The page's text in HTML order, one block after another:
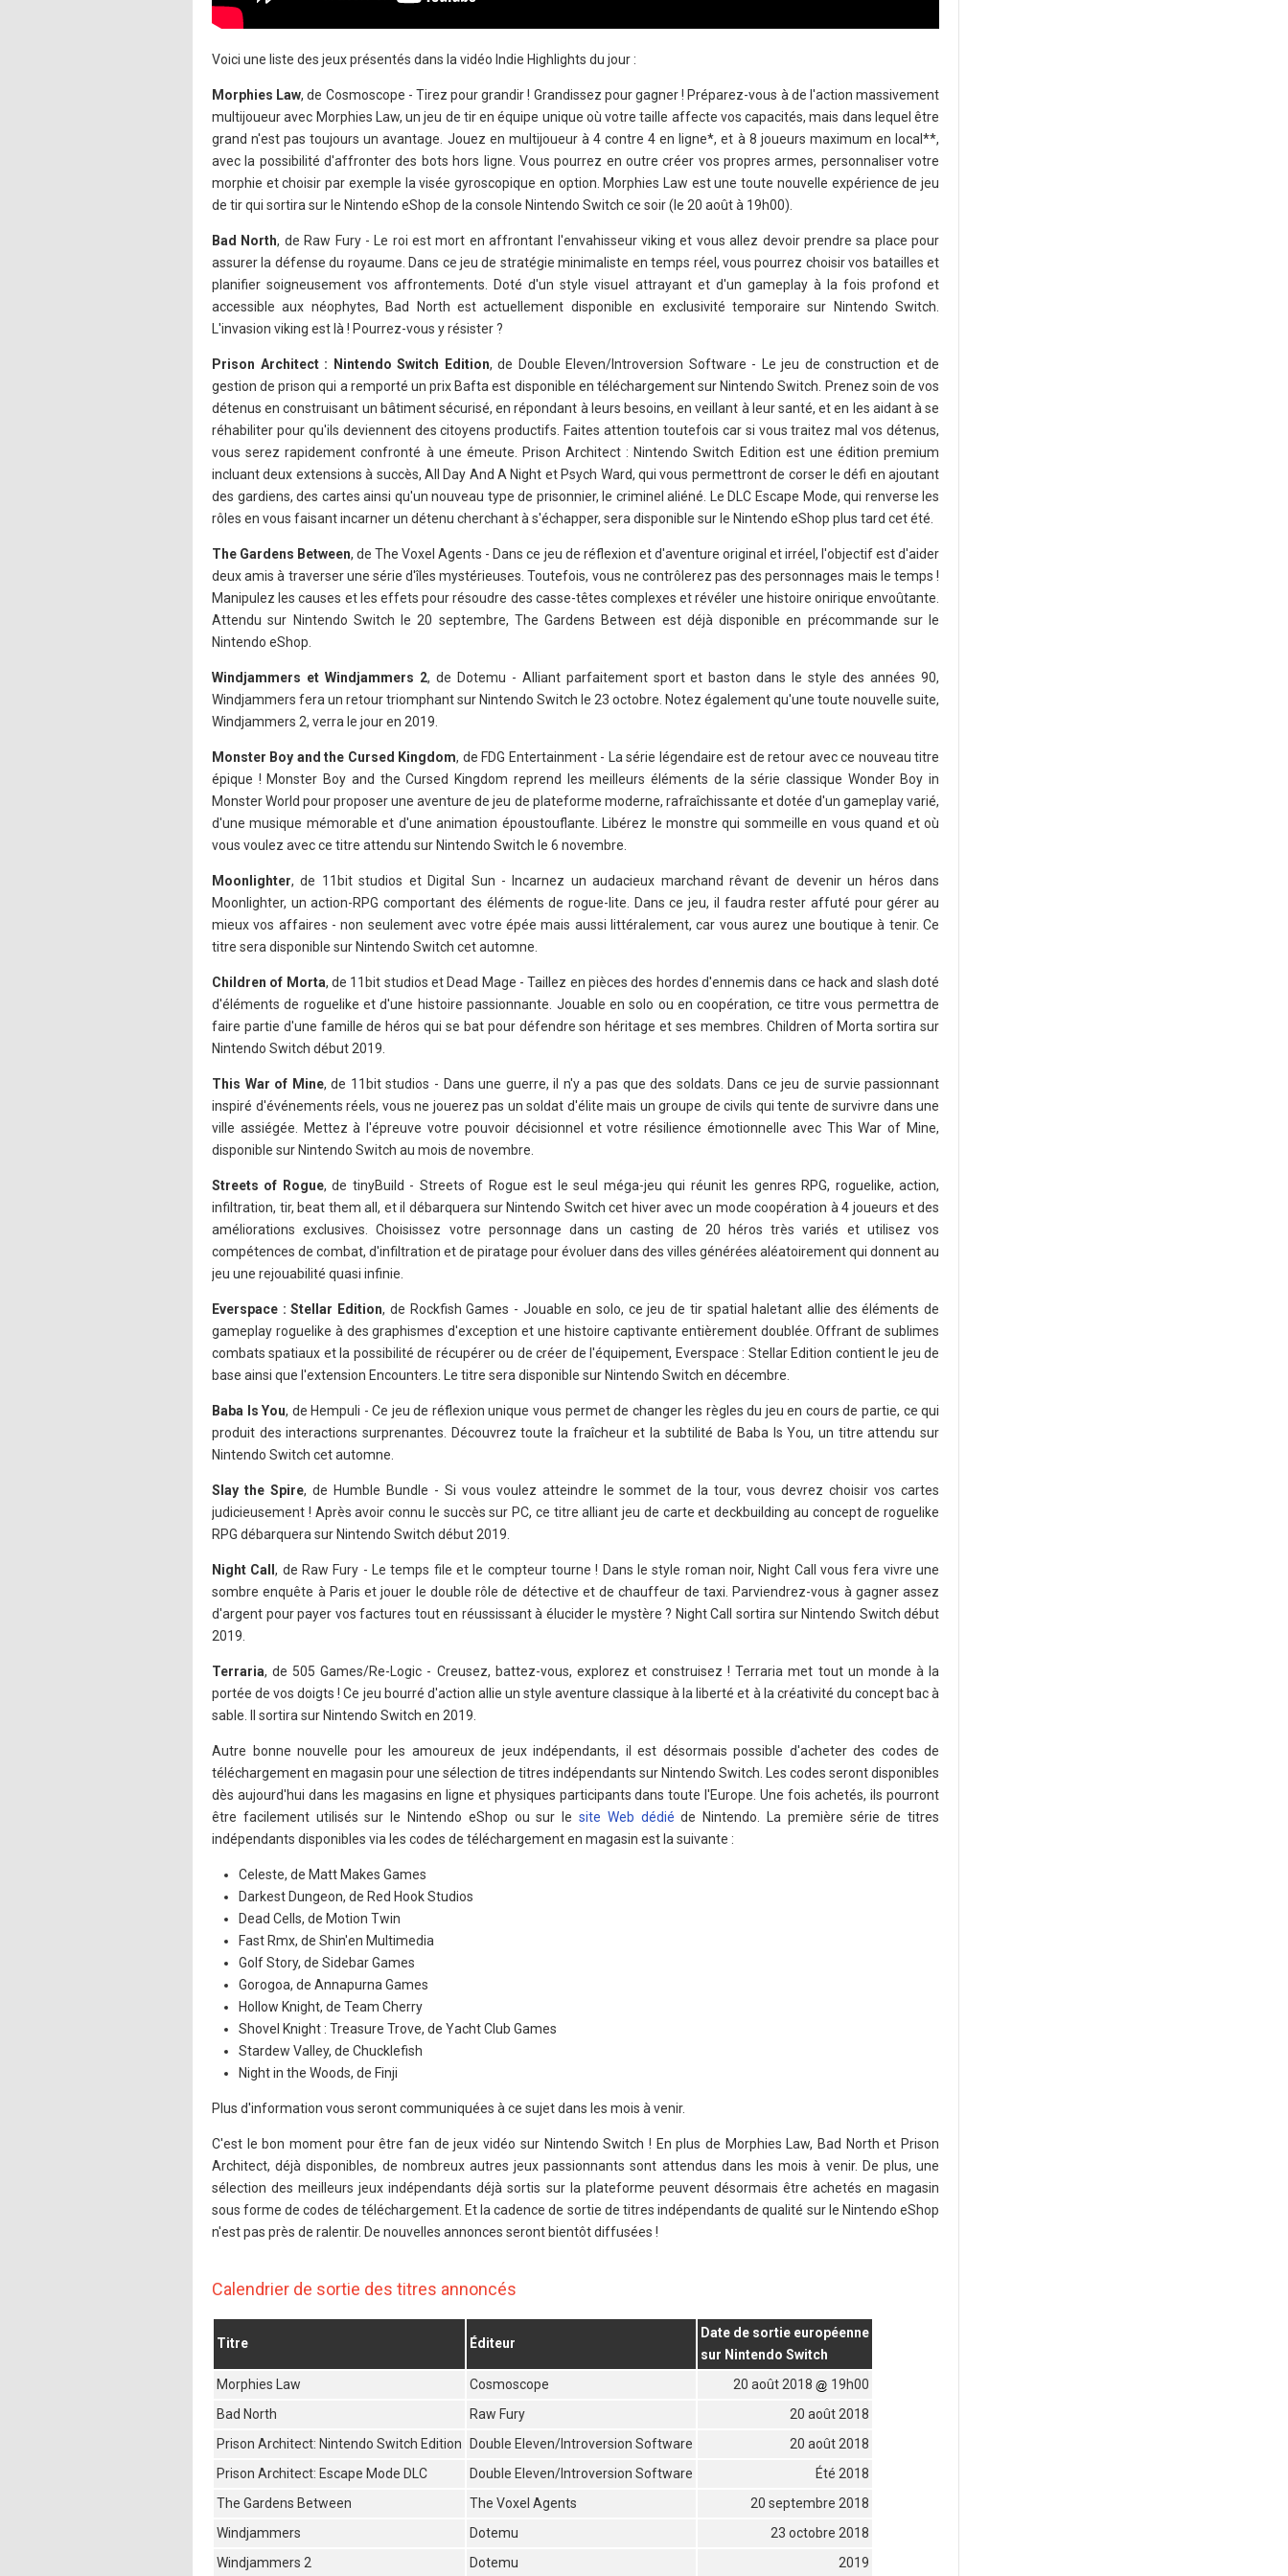
Voici une liste des jeux présentés dans la vidéo Indie Highlights du jour :
Morphies Law, de Cosmoscope - Tirez pour grandir ! Grandissez pour gagner ! Préparez-vous à de l'action massivement
multijoueur avec Morphies Law, un jeu de tir en équipe unique où votre taille affecte vos capacités, mais dans lequel être
grand n'est pas toujours un avantage. Jouez en multijoueur à 4 contre 4 en ligne*, et à 8 joueurs maximum en local**,
avec la possibilité d'affronter des bots hors ligne. Vous pourrez en outre créer vos propres armes, personnaliser votre
morphie et choisir par exemple la visée gyroscopique en option. Morphies Law est une toute nouvelle expérience de jeu
de tir qui sortira sur le Nintendo eShop de la console Nintendo Switch ce soir (le 20 août à 19h00).
Bad North, de Raw Fury - Le roi est mort en affrontant l'envahisseur viking et vous allez devoir prendre sa place pour
assurer la défense du royaume. Dans ce jeu de stratégie minimaliste en temps réel, vous pourrez choisir vos batailles et
planifier soigneusement vos affrontements. Doté d'un style visuel attrayant et d'un gameplay à la fois profond et
accessible aux néophytes, Bad North est actuellement disponible en exclusivité temporaire sur Nintendo Switch.
L'invasion viking est là ! Pourrez-vous y résister ?
Prison Architect : Nintendo Switch Edition, de Double Eleven/Introversion Software - Le jeu de construction et de
gestion de prison qui a remporté un prix Bafta est disponible en téléchargement sur Nintendo Switch. Prenez soin de vos
détenus en construisant un bâtiment sécurisé, en répondant à leurs besoins, en veillant à leur santé, et en les aidant à se
réhabiliter pour qu'ils deviennent des citoyens productifs. Faites attention toutefois car si vous traitez mal vos détenus,
vous serez rapidement confronté à une émeute. Prison Architect : Nintendo Switch Edition est une édition premium
incluant deux extensions à succès, All Day And A Night et Psych Ward, qui vous permettront de corser le défi en ajoutant
des gardiens, des cartes ainsi qu'un nouveau type de prisonnier, le criminel aliéné. Le DLC Escape Mode, qui renverse les
rôles en vous faisant incarner un détenu cherchant à s'échapper, sera disponible sur le Nintendo eShop plus tard cet été.
The Gardens Between, de The Voxel Agents - Dans ce jeu de réflexion et d'aventure original et irréel, l'objectif est d'aider
deux amis à traverser une série d'îles mystérieuses. Toutefois, vous ne contrôlerez pas des personnages mais le temps !
Manipulez les causes et les effets pour résoudre des casse-têtes complexes et révéler une histoire onirique envoûtante.
Attendu sur Nintendo Switch le 20 septembre, The Gardens Between est déjà disponible en précommande sur le
Nintendo eShop.
Windjammers et Windjammers 2, de Dotemu - Alliant parfaitement sport et baston dans le style des années 90,
Windjammers fera un retour triomphant sur Nintendo Switch le 23 octobre. Notez également qu'une toute nouvelle suite,
Windjammers 2, verra le jour en 2019.
Monster Boy and the Cursed Kingdom, de FDG Entertainment - La série légendaire est de retour avec ce nouveau titre
épique ! Monster Boy and the Cursed Kingdom reprend les meilleurs éléments de la série classique Wonder Boy in
Monster World pour proposer une aventure de jeu de plateforme moderne, rafraîchissante et dotée d'un gameplay varié,
d'une musique mémorable et d'une animation époustouflante. Libérez le monstre qui sommeille en vous quand et où
vous voulez avec ce titre attendu sur Nintendo Switch le 6 novembre.
Moonlighter, de 11bit studios et Digital Sun - Incarnez un audacieux marchand rêvant de devenir un héros dans
Moonlighter, un action-RPG comportant des éléments de rogue-lite. Dans ce jeu, il faudra rester affuté pour gérer au
mieux vos affaires - non seulement avec votre épée mais aussi littéralement, car vous aurez une boutique à tenir. Ce
titre sera disponible sur Nintendo Switch cet automne.
Children of Morta, de 11bit studios et Dead Mage - Taillez en pièces des hordes d'ennemis dans ce hack and slash doté
d'éléments de roguelike et d'une histoire passionnante. Jouable en solo ou en coopération, ce titre vous permettra de
faire partie d'une famille de héros qui se bat pour défendre son héritage et ses membres. Children of Morta sortira sur
Nintendo Switch début 2019.
This War of Mine, de 11bit studios - Dans une guerre, il n'y a pas que des soldats. Dans ce jeu de survie passionnant
inspiré d'événements réels, vous ne jouerez pas un soldat d'élite mais un groupe de civils qui tente de survivre dans une
ville assiégée. Mettez à l'épreuve votre pouvoir décisionnel et votre résilience émotionnelle avec This War of Mine,
disponible sur Nintendo Switch au mois de novembre.
Streets of Rogue, de tinyBuild - Streets of Rogue est le seul méga-jeu qui réunit les genres RPG, roguelike, action,
infiltration, tir, beat them all, et il débarquera sur Nintendo Switch cet hiver avec un mode coopération à 4 joueurs et des
améliorations exclusives. Choisissez votre personnage dans un casting de 20 héros très variés et utilisez vos
compétences de combat, d'infiltration et de piratage pour évoluer dans des villes générées aléatoirement qui donnent au
jeu une rejouabilité quasi infinie.
Everspace : Stellar Edition, de Rockfish Games - Jouable en solo, ce jeu de tir spatial haletant allie des éléments de
gameplay roguelike à des graphismes d'exception et une histoire captivante entièrement doublée. Offrant de sublimes
combats spatiaux et la possibilité de récupérer ou de créer de l'équipement, Everspace : Stellar Edition contient le jeu de
base ainsi que l'extension Encounters. Le titre sera disponible sur Nintendo Switch en décembre.
Baba Is You, de Hempuli - Ce jeu de réflexion unique vous permet de changer les règles du jeu en cours de partie, ce qui
produit des interactions surprenantes. Découvrez toute la fraîcheur et la subtilité de Baba Is You, un titre attendu sur
Nintendo Switch cet automne.
Slay the Spire, de Humble Bundle - Si vous voulez atteindre le sommet de la tour, vous devrez choisir vos cartes
judicieusement ! Après avoir connu le succès sur PC, ce titre alliant jeu de carte et deckbuilding au concept de roguelike
RPG débarquera sur Nintendo Switch début 2019.
Night Call, de Raw Fury - Le temps file et le compteur tourne ! Dans le style roman noir, Night Call vous fera vivre une
sombre enquête à Paris et jouer le double rôle de détective et de chauffeur de taxi. Parviendrez-vous à gagner assez
d'argent pour payer vos factures tout en réussissant à élucider le mystère ? Night Call sortira sur Nintendo Switch début
2019.
Terraria, de 505 Games/Re-Logic - Creusez, battez-vous, explorez et construisez ! Terraria met tout un monde à la
portée de vos doigts ! Ce jeu bourré d'action allie un style aventure classique à la liberté et à la créativité du concept bac à
sable. Il sortira sur Nintendo Switch en 2019.
Autre bonne nouvelle pour les amoureux de jeux indépendants, il est désormais possible d'acheter des codes de
téléchargement en magasin pour une sélection de titres indépendants sur Nintendo Switch. Les codes seront disponibles
dès aujourd'hui dans les magasins en ligne et physiques participants dans toute l'Europe. Une fois achetés, ils pourront
être facilement utilisés sur le Nintendo eShop ou sur le site Web dédié de Nintendo. La première série de titres
indépendants disponibles via les codes de téléchargement en magasin est la suivante :
Celeste, de Matt Makes Games
Darkest Dungeon, de Red Hook Studios
Dead Cells, de Motion Twin
Fast Rmx, de Shin'en Multimedia
Golf Story, de Sidebar Games
Gorogoa, de Annapurna Games
Hollow Knight, de Team Cherry
Shovel Knight : Treasure Trove, de Yacht Club Games
Stardew Valley, de Chucklefish
Night in the Woods, de Finji
Plus d'information vous seront communiquées à ce sujet dans les mois à venir.
C'est le bon moment pour être fan de jeux vidéo sur Nintendo Switch ! En plus de Morphies Law, Bad North et Prison
Architect, déjà disponibles, de nombreux autres jeux passionnants sont attendus dans les mois à venir. De plus, une
sélection des meilleurs jeux indépendants déjà sortis sur la plateforme peuvent désormais être achetés en magasin
sous forme de codes de téléchargement. Et la cadence de sortie de titres indépendants de qualité sur le Nintendo eShop
n'est pas près de ralentir. De nouvelles annonces seront bientôt diffusées !
Calendrier de sortie des titres annoncés
Titre Éditeur
Date de sortie européenne
sur Nintendo Switch
Morphies Law
Cosmoscope 20 août 2018
19h00
Bad North
Raw Fury
20 août 2018
Prison Architect: Nintendo Switch Edition
Double Eleven/Introversion Software
20 août 2018
Prison Architect: Escape Mode DLC
Double Eleven/Introversion Software
Été 2018
The Gardens Between
The Voxel Agents
20 septembre 2018
Windjammers
Dotemu
23 octobre 2018
Windjammers 2
Dotemu 2019